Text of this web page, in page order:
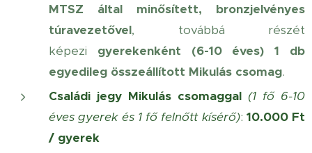
MTSZ által minősített, bronzjelvényes
túravezetővel, továbbá részét
képezi gyerekenként (6-10 éves) 1 db
egyedileg összeállított Mikulás csomag.
Családi jegy Mikulás csomaggal (1 fő 6-10
éves gyerek és 1 fő felnőtt kísérő): 10.000 Ft
/ gyerek